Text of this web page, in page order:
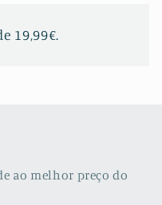
19,99€.
ao melhor preço do